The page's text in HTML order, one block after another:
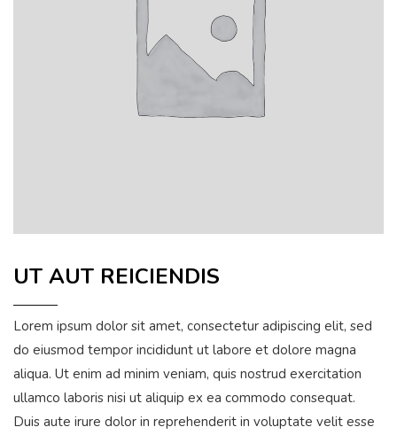
UT AUT REICIENDIS
Lorem ipsum dolor sit amet, consectetur adipiscing elit, sed
do eiusmod tempor incididunt ut labore et dolore magna
aliqua. Ut enim ad minim veniam, quis nostrud exercitation
ullamco laboris nisi ut aliquip ex ea commodo consequat.
Duis aute irure dolor in reprehenderit in voluptate velit esse